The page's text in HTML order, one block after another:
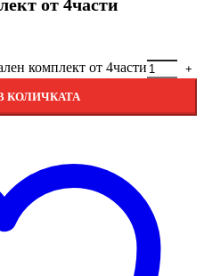
от 4части
комплект от 4части
КОЛИЧКАТА